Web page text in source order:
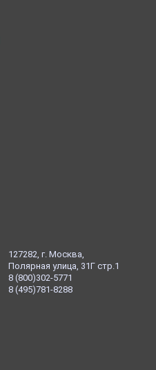
127282, г. Москва,
Полярная улица, 31Г стр.1
8 (800)302-5771
8 (495)781-8288